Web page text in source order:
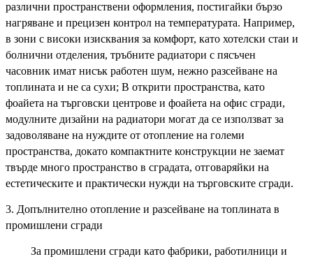
различни пространствени оформления, постигайки бързо
нагряване и прецизен контрол на температурата. Например,
в зони с високи изисквания за комфорт, като хотелски стаи и
болнични отделения, тръбните радиатори с пясъчен
часовник имат нисък работен шум, нежно разсейване на
топлината и не са сухи; В открити пространства, като
фоайета на търговски центрове и фоайета на офис сгради,
модулните дизайни на радиатори могат да се използват за
задоволяване на нуждите от отопление на големи
пространства, докато компактните конструкции не заемат
твърде много пространство в сградата, отговаряйки на
естетическите и практически нужди на търговските сгради.
3. Допълнително отопление и разсейване на топлината в
промишлени сгради
За промишлени сгради като фабрики, работилници и